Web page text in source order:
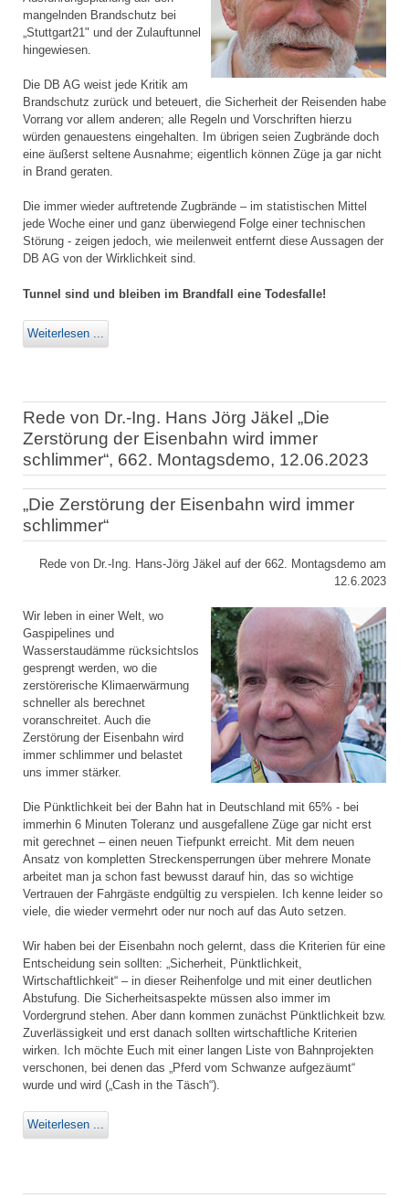
mangelnden Brandschutz bei
„Stuttgart21" und der Zulauftunnel
hingewiesen.
Die DB AG weist jede Kritik am
Brandschutz zurück und beteuert, die Sicherheit der Reisenden habe
Vorrang vor allem anderen; alle Regeln und Vorschriften hierzu
würden genauestens eingehalten. Im übrigen seien Zugbrände doch
eine äußerst seltene Ausnahme; eigentlich können Züge ja gar nicht
in Brand geraten.
Die immer wieder auftretende Zugbrände – im statistischen Mittel
jede Woche einer und ganz überwiegend Folge einer technischen
Störung - zeigen jedoch, wie meilenweit entfernt diese Aussagen der
DB AG von der Wirklichkeit sind.
Tunnel sind und bleiben im Brandfall eine Todesfalle!
Weiterlesen ...
Rede von Dr.-Ing. Hans Jörg Jäkel „Die
Zerstörung der Eisenbahn wird immer
schlimmer“, 662. Montagsdemo, 12.06.2023
„Die Zerstörung der Eisenbahn wird immer
schlimmer“
Rede von Dr.-Ing. Hans-Jörg Jäkel auf der 662. Montagsdemo am
12.6.2023
Wir leben in einer Welt, wo
Gaspipelines und
Wasserstaudämme rücksichtslos
gesprengt werden, wo die
zerstörerische Klimaerwärmung
schneller als berechnet
voranschreitet. Auch die
Zerstörung der Eisenbahn wird
immer schlimmer und belastet
uns immer stärker.
Die Pünktlichkeit bei der Bahn hat in Deutschland mit 65% - bei
immerhin 6 Minuten Toleranz und ausgefallene Züge gar nicht erst
mit gerechnet – einen neuen Tiefpunkt erreicht. Mit dem neuen
Ansatz von kompletten Streckensperrungen über mehrere Monate
arbeitet man ja schon fast bewusst darauf hin, das so wichtige
Vertrauen der Fahrgäste endgültig zu verspielen. Ich kenne leider so
viele, die wieder vermehrt oder nur noch auf das Auto setzen.
Wir haben bei der Eisenbahn noch gelernt, dass die Kriterien für eine
Entscheidung sein sollten: „Sicherheit, Pünktlichkeit,
Wirtschaftlichkeit“ – in dieser Reihenfolge und mit einer deutlichen
Abstufung. Die Sicherheitsaspekte müssen also immer im
Vordergrund stehen. Aber dann kommen zunächst Pünktlichkeit bzw.
Zuverlässigkeit und erst danach sollten wirtschaftliche Kriterien
wirken. Ich möchte Euch mit einer langen Liste von Bahnprojekten
verschonen, bei denen das „Pferd vom Schwanze aufgezäumt“
wurde und wird („Cash in the Täsch“).
Weiterlesen ...